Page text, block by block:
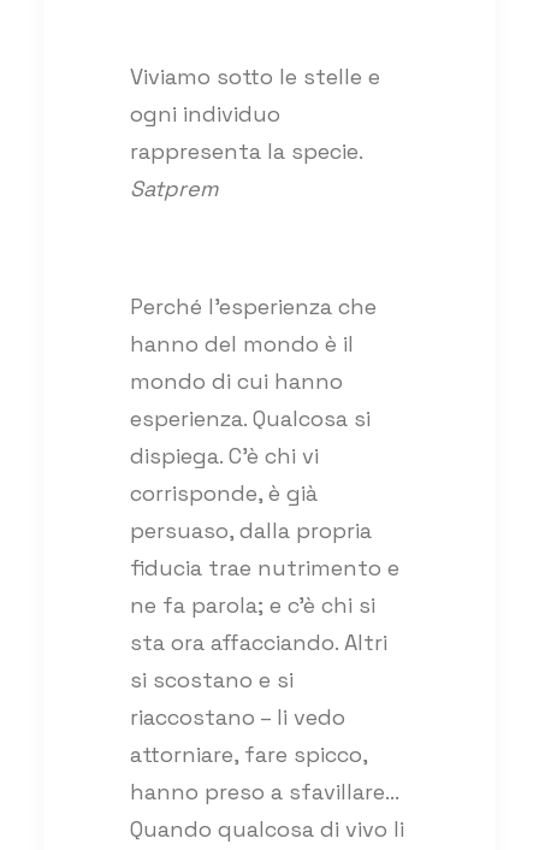
Viviamo sotto le stelle e
ogni individuo
rappresenta la specie.
Satprem
Perché l’esperienza che
hanno del mondo è il
mondo di cui hanno
esperienza. Qualcosa si
dispiega. C’è chi vi
corrisponde, è già
persuaso, dalla propria
fiducia trae nutrimento e
ne fa parola; e c’è chi si
sta ora affacciando. Altri
si scostano e si
riaccostano – li vedo
attorniare, fare spicco,
hanno preso a sfavillare…
Quando qualcosa di vivo li